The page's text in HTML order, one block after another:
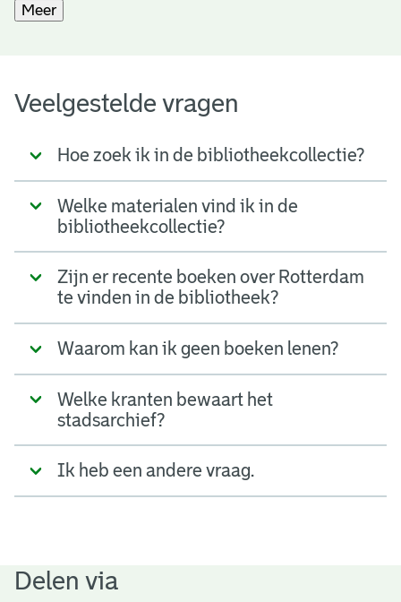
Meer
Veelgestelde vragen
Hoe zoek ik in de bibliotheekcollectie?
Welke materialen vind ik in de
bibliotheekcollectie?
Zijn er recente boeken over Rotterdam
te vinden in de bibliotheek?
Waarom kan ik geen boeken lenen?
Welke kranten bewaart het
stadsarchief?
Ik heb een andere vraag.
Delen via